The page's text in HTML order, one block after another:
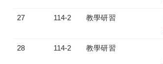
27 114-2 教學研習
28 114-2 教學研習